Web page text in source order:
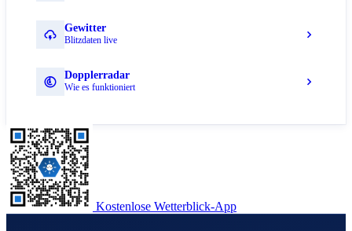
Gewitter
Blitzdaten live
Dopplerradar
Wie es funktioniert
Kostenlose Wetterblick-App